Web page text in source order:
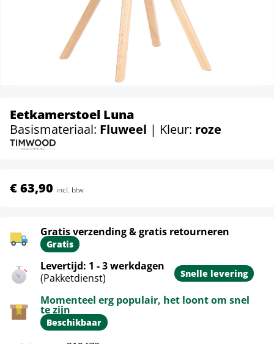
Eetkamerstoel Luna
Basismateriaal: Fluweel | Kleur: roze
€ 63,90 incl. btw
Gratis verzending & gratis retourneren
Gratis
Levertijd: 1 - 3 werkdagen
(Pakketdienst)
Snelle levering
Momenteel erg populair, het loont om snel
te zijn
Beschikbaar